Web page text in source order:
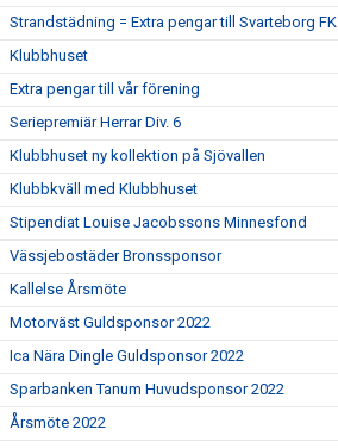
Strandstädning = Extra pengar till Svarteborg FK
Klubbhuset
Extra pengar till vår förening
Seriepremiär Herrar Div. 6
Klubbhuset ny kollektion på Sjövallen
Klubbkväll med Klubbhuset
Stipendiat Louise Jacobssons Minnesfond
Vässjebostäder Bronssponsor
Kallelse Årsmöte
Motorväst Guldsponsor 2022
Ica Nära Dingle Guldsponsor 2022
Sparbanken Tanum Huvudsponsor 2022
Årsmöte 2022